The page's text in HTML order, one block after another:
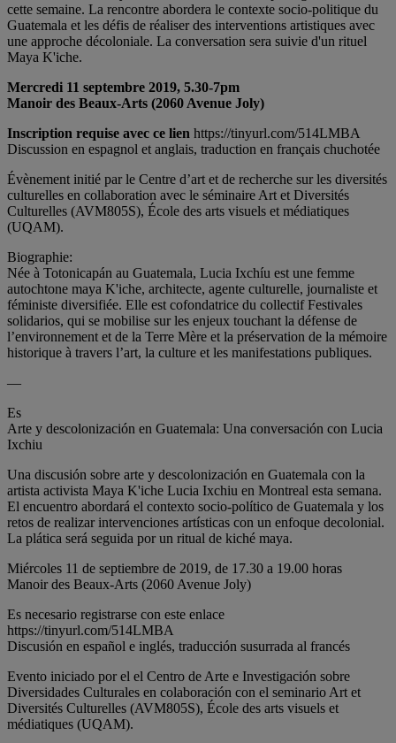
cette semaine. La rencontre abordera le contexte socio-politique du
Guatemala et les défis de réaliser des interventions artistiques avec
une approche décoloniale. La conversation sera suivie d'un rituel
Maya K'iche.
Mercredi 11 septembre 2019, 5.30-7pm
Manoir des Beaux-Arts (2060 Avenue Joly)
Inscription requise avec ce lien https://tinyurl.com/514LMBA
Discussion en espagnol et anglais, traduction en français chuchotée
Évènement initié par le Centre d’art et de recherche sur les diversités
culturelles en collaboration avec le séminaire Art et Diversités
Culturelles (AVM805S), École des arts visuels et médiatiques
(UQAM).
Biographie:
Née à Totonicapán au Guatemala, Lucia Ixchíu est une femme
autochtone maya K'iche, architecte, agente culturelle, journaliste et
féministe diversifiée. Elle est cofondatrice du collectif Festivales
solidarios, qui se mobilise sur les enjeux touchant la défense de
l’environnement et de la Terre Mère et la préservation de la mémoire
historique à travers l’art, la culture et les manifestations publiques.
—
Es
Arte y descolonización en Guatemala: Una conversación con Lucia
Ixchiu
Una discusión sobre arte y descolonización en Guatemala con la
artista activista Maya K'iche Lucia Ixchiu en Montreal esta semana.
El encuentro abordará el contexto socio-político de Guatemala y los
retos de realizar intervenciones artísticas con un enfoque decolonial.
La plática será seguida por un ritual de kiché maya.
Miércoles 11 de septiembre de 2019, de 17.30 a 19.00 horas
Manoir des Beaux-Arts (2060 Avenue Joly)
Es necesario registrarse con este enlace
https://tinyurl.com/514LMBA
Discusión en español e inglés, traducción susurrada al francés
Evento iniciado por el el Centro de Arte e Investigación sobre
Diversidades Culturales en colaboración con el seminario Art et
Diversités Culturelles (AVM805S), École des arts visuels et
médiatiques (UQAM).